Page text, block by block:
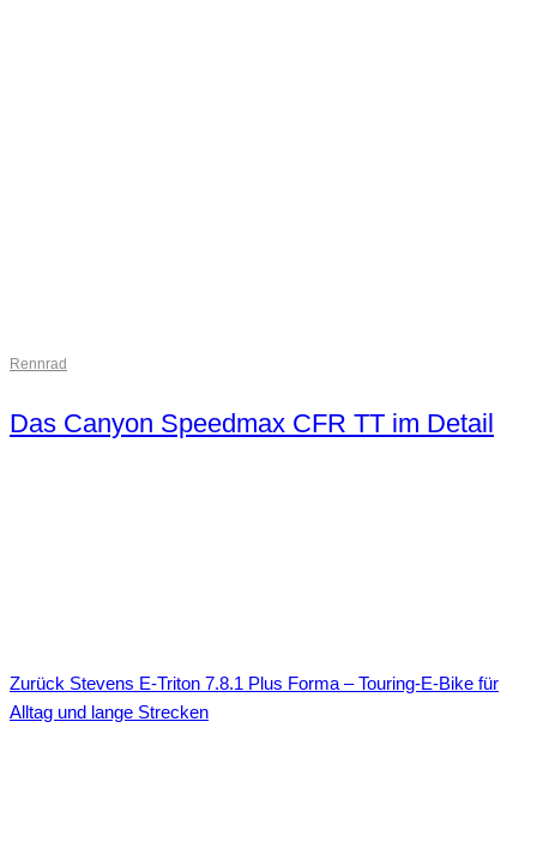
Rennrad
Das Canyon Speedmax CFR TT im Detail
Zurück Stevens E-Triton 7.8.1 Plus Forma – Touring-E-Bike für
Alltag und lange Strecken